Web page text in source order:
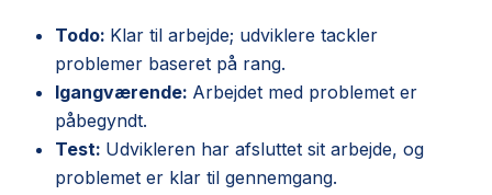
Todo: Klar til arbejde; udviklere tackler
problemer baseret på rang.
Igangværende: Arbejdet med problemet er
påbegyndt.
Test: Udvikleren har afsluttet sit arbejde, og
problemet er klar til gennemgang.